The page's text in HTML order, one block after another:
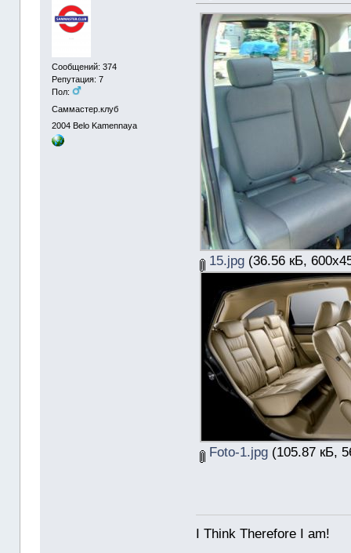
Сообщений: 374
Репутация: 7
Пол:
Саммастер.клуб
2004 Belo Kamennaya
15.jpg (36.56 кБ,
Foto-1.jpg (105.87 кБ,
I Think Therefore I am!